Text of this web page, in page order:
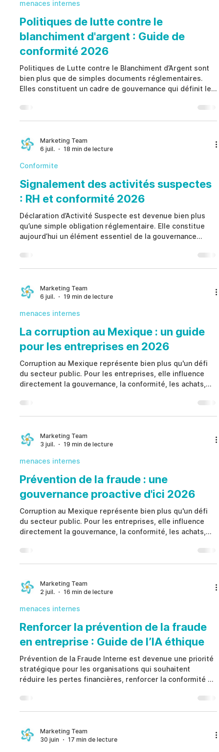
menaces internes
Politiques de lutte contre le
blanchiment d'argent : Guide de
conformité 2026
Politiques de Lutte contre le Blanchiment d’Argent sont
bien plus que de simples documents réglementaires.
Elles constituent un cadre de gouvernance qui définit les
favorise une prise de décision éthique dans toute
l’organisation. Plutôt que de s’appuyer uniquement sur
réglementaires, Politiques de Lutte contre le
Blanchiment d’Argent établissent des mécanismes clairs
Marketing Team
6 juil.
18 min de lecture
Conformite
Signalement des activités suspectes
: RH et conformité 2026
Déclaration d’Activité Suspecte est devenue bien plus
qu’une simple obligation réglementaire. Elle constitue
aujourd’hui un élément essentiel de la gouvernance
vérifier, de documenter et d’escalader les signaux de
risque de manière structurée. Plutôt que de considérer
d’Activité Suspecte favorise des investigations
équitables, protège la confidentialité, renforce la con
Marketing Team
6 juil.
19 min de lecture
menaces internes
La corruption au Mexique : un guide
pour les entreprises en 2026
Corruption au Mexique représente bien plus qu'un défi
du secteur public. Pour les entreprises, elle influence
directement la gouvernance, la conformité, les achats,
relations avec les tiers et les opérations quotidiennes.
Plutôt que de considérer la Corruption au Mexique
organisations doivent reconnaître que leur exposition
augmente lorsque les contrôles internes, la
Marketing Team
3 juil.
19 min de lecture
menaces internes
Prévention de la fraude : une
gouvernance proactive d'ici 2026
Corruption au Mexique représente bien plus qu'un défi
du secteur public. Pour les entreprises, elle influence
directement la gouvernance, la conformité, les achats,
relations avec les tiers et les opérations quotidiennes.
Plutôt que de considérer la Corruption au Mexique
organisations doivent reconnaître que leur exposition
augmente lorsque les contrôles internes, la
Marketing Team
2 juil.
16 min de lecture
menaces internes
Renforcer la prévention de la fraude
en entreprise : Guide de l’IA éthique
Prévention de la Fraude Interne est devenue une priorité
stratégique pour les organisations qui souhaitent
réduire les pertes financières, renforcer la conformité et
Plutôt que d'attendre qu'une fraude soit découverte,
Prévention de la Fraude Interne repose sur une
des indicateurs objectifs de risque et une collaboration
entre les différentes fonctions afin d'identifier
Marketing Team
30 juin
17 min de lecture